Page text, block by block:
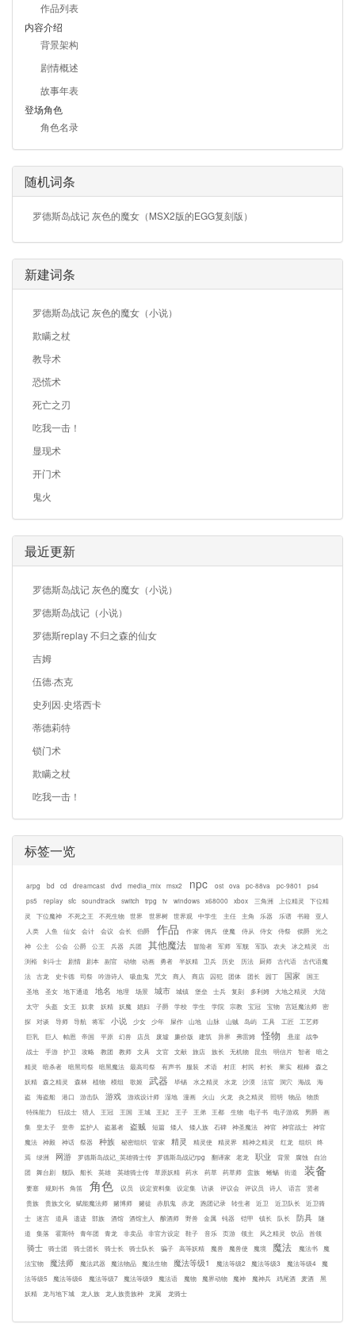
作品列表
内容介绍
背景架构
剧情概述
故事年表
登场角色
角色名录
随机词条
罗德斯岛战记 灰色的魔女（MSX2版的EGG复刻版）
新建词条
罗德斯岛战记 灰色的魔女（小说）
欺瞒之杖
教导术
恐慌术
死亡之刃
吃我一击！
显现术
开门术
鬼火
最近更新
罗德斯岛战记 灰色的魔女（小说）
罗德斯岛战记（小说）
罗德斯replay 不归之森的仙女
吉姆
伍德·杰克
史列因·史塔西卡
蒂德莉特
锁门术
欺瞒之杖
吃我一击！
标签一览
arpg bd cd dreamcast dvd media_mix msx2 npc ost ova pc-88va pc-9801
ps4
ps5
replay sfc soundtrack switch trpg tv windows x68000 xbox 三角洲 上位精灵
下位精
灵
下位魔神 不死之王 不死生物 世界 世界树 世界观 中学生 主任 主角 乐器 乐谱 书籍
亚人
人类
人鱼 仙女 会计 会议 会长 伯爵 作品 作家 佣兵 使魔 侍从 侍女 侍祭 侯爵
光之
神
公主 公会 公爵 公王 兵器 兵团 其他魔法 冒险者 军师 军舰 军队 农夫 冰之精灵
出
渕裕
剑斗士 剧情 剧本 副官 动物 动画 勇者 半妖精 卫兵 历史 历法 厨师 古代语
古代语魔
法
古龙 史卡德 司祭 吟游诗人 吸血鬼 咒文 商人 商店 囚犯 团体 团长 园丁 国家
国王
圣地
圣女 地下通道 地名 地理 场景 城市 城镇 堡垒 士兵 复刻 多利姆 大地之精灵
大陆
太守
头盔 女王 奴隶 妖精 妖魔 娼妇 子爵 学校 学生 学院 宗教 宝冠 宝物 宫廷魔法师
密
探
对谈 导师 导航 将军 小说 少女 少年 屎作 山地 山脉 山贼 岛屿 工具 工匠
工艺师
巨乳
巨人 帕恩 帝国 平原 幻兽 店员 废墟 廉价版 建筑 异界 弗雷姆 怪物 悬崖
战争
战士
手游 护卫 攻略 教团 教师 文具 文官 文献 旅店 族长 无机物 昆虫 明信片 智者
暗之
精灵
暗杀者 暗黑司祭 暗黑魔法 最高司祭 有声书 服装 术语 村庄 村民 村长 果实 棍棒
森之
妖精
森之精灵 森林 植物 模组 歌姬 武器 毕锡 水之精灵 水龙 沙漠 法官 洞穴 海战
海
盗
海盗船 港口 游击队 游戏 游戏设计师 湿地 漫画 火山 火龙 炎之精灵 照明 物品
物质
特殊能力
狂战士 猎人 王冠 王国 王城 王妃 王子 王弟 王都 生物 电子书 电子游戏 男爵
画
集
皇太子 皇帝 监护人 盗墓者 盗贼 短篇 矮人 矮人族 石碑 神圣魔法 神官 神官战士
神官
魔法
神殿 神话 祭器 种族 秘密组织 管家 精灵 精灵使 精灵界 精神之精灵 红龙 组织
终
焉
绿洲 网游 罗德斯岛战记_英雄骑士传 罗德斯岛战记rpg 翻译家 老龙 职业 背景 腐蚀
自治
团
舞台剧 舰队 船长 英雄 英雄骑士传 草原妖精 药水 药草 药草师 蛮族 蜥蜴 街道 装备
要塞 规则书 角笛 角色 议员 设定资料集 设定集 访谈 评议会 评议员 诗人 语言
贤者
贵族
贵族文化 赋能魔法师 赌博师 赌徒 赤肌鬼 赤龙 跑团记录 转生者 近卫 近卫队长
近卫骑
士
迷宫 道具 遗迹 部族 酒馆 酒馆主人 酿酒师 野兽 金属 钝器 铠甲 镇长 队长 防具
隧
道
集落 霍斯特 青年团 青龙 非卖品 非官方设定 鞋子 音乐 页游 领主 风之精灵 饮品 首领
骑士 骑士团 骑士团长 骑士长 骑士队长 骗子 高等妖精 魔兽 魔兽使 魔境 魔法 魔法书
魔
法宝物
魔法师 魔法武器 魔法物品 魔法生物 魔法等级1 魔法等级2 魔法等级3 魔法等级4
魔
法等级5
魔法等级6 魔法等级7 魔法等级9 魔法语 魔物 魔界动物 魔神 魔神兵 鸡尾酒 麦酒
黑
妖精
龙与地下城 龙人族 龙人族贵族种 龙翼 龙骑士